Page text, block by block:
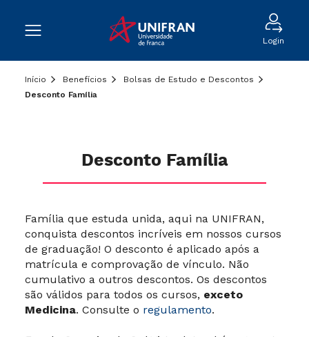
Login
Início Benefícios
Bolsas de Estudo e Descontos
Desconto Família
Desconto Família
Família que estuda unida, aqui na UNIFRAN,
conquista descontos incríveis em nossos cursos
de graduação! O desconto é aplicado após a
matrícula e comprovação de vínculo. Não
cumulativo a outros descontos. Os descontos
são válidos para todos os cursos, exceto
Medicina. Consulte o regulamento.